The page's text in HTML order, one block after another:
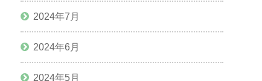
2024年7月
2024年6月
2024年5月